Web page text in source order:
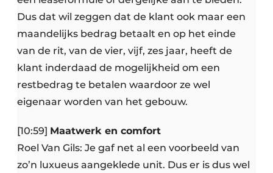
Dus dat wil zeggen dat de klant ook maar een
maandelijks bedrag betaalt en op het einde
van de rit, van de vier, vijf, zes jaar, heeft de
klant inderdaad de mogelijkheid om een
restbedrag te betalen waardoor ze wel
eigenaar worden van het gebouw.
[10:59] Maatwerk en comfort
Roel Van Gils: Je gaf net al een voorbeeld van
zo’n luxueus aangeklede unit. Dus er is dus wel